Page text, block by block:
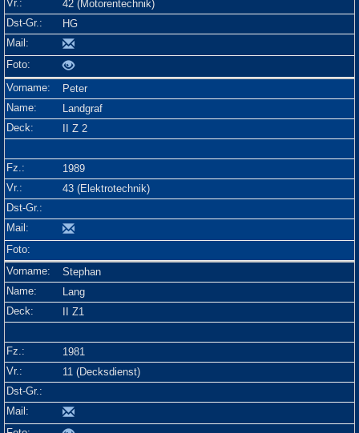
42 (Motorentechnik)
HG
Peter
Landgraf
II Z 2
1989
43 (Elektrotechnik)
Stephan
Lang
II Z1
1981
11 (Decksdienst)